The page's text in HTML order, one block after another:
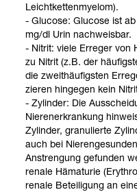
Leicht­ket­ten­mye­lom).
- Glu­cose: Glu­cose ist
mg/dl Urin nach­weis­bar.
- Nitrit: viele Erre­ger von
zu Nitrit (z.B. der
die zweit­häu­figs­ten
zie­ren hin­ge­gen kein
- Zylin­der: Die
Nie­ren­er­kran­kung
Zylin­der, gra­nu­lierte
auch bei
Anstren­gung gefun­den
renale Häma­tu­rie
renale Betei­li­gung an